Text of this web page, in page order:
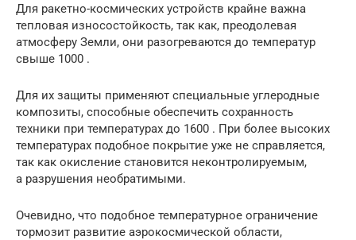
Для ракетно-космических устройств крайне важна
тепловая износостойкость, так как, преодолевая
атмосферу Земли, они разогреваются до температур
свыше 1000 .
Для их защиты применяют специальные углеродные
композиты, способные обеспечить сохранность
техники при температурах до 1600 . При более высоких
температурах подобное покрытие уже не справляется,
так как окисление становится неконтролируемым,
а разрушения необратимыми.
Очевидно, что подобное температурное ограничение
тормозит развитие аэрокосмической области,